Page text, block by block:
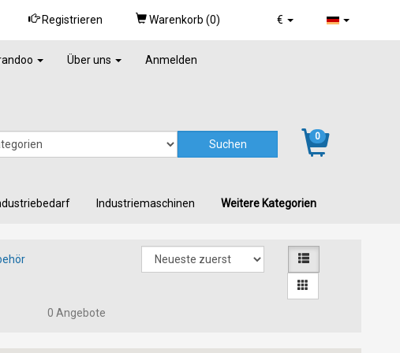
€
Registrieren Warenkorb (0)
Über uns Anmelden
0
Industriemaschinen Weitere Kategorien
0 Angebote